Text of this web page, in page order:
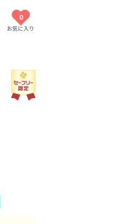
0
お気に入り